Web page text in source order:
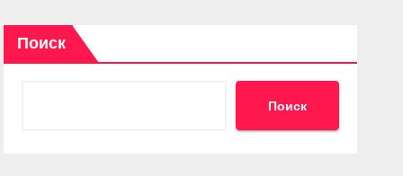
Поиск
Поиск